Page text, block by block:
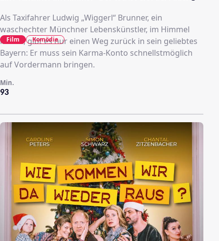
Als Taxifahrer Ludwig „Wiggerl“ Brunner, ein
waschechter Münchner Lebenskünstler, im Himmel
landet, gibt es nur einen Weg zurück in sein geliebtes
Bayern: Er muss sein Karma-Konto schnellstmöglich
auf Vordermann bringen.
93
Min.
Film Komödie